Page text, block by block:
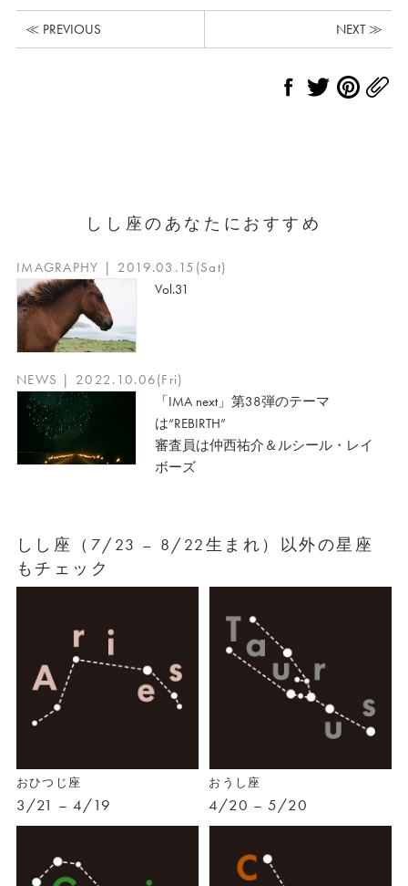
≪ PREVIOUS NEXT ≫
しし座のあなたにおすすめ
IMAGRAPHY | 2019.03.15(Sat)
Vol.31
NEWS | 2022.10.06(Fri)
「IMA next」第38弾のテーマ
は“REBIRTH”
審査員は仲西祐介＆ルシール・レイ
ボーズ
しし座（7/23 – 8/22生まれ）以外の星座
もチェック
おひつじ座
3/21 – 4/19
おうし座
4/20 – 5/20